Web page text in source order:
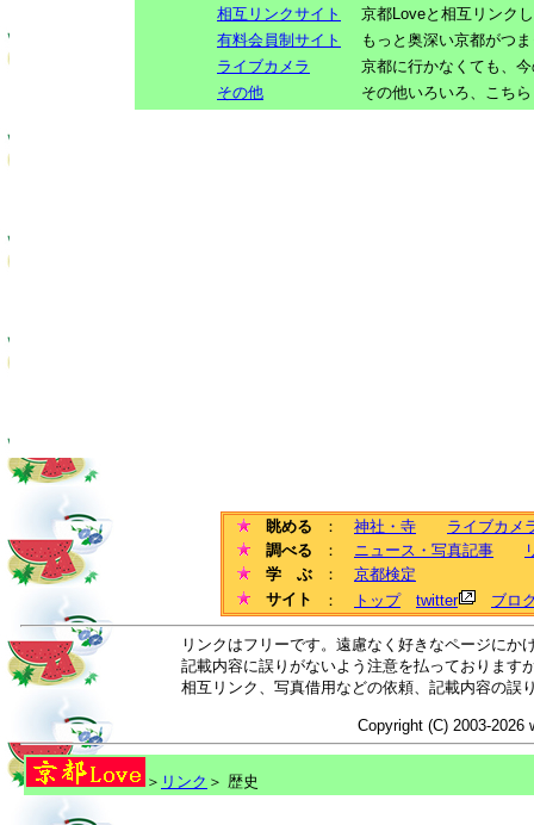
相互リンクサイト
京都Loveと相互リンク
有料会員制サイト
もっと奥深い京都がつ
ライブカメラ
京都に行かなくても、
その他
その他いろいろ、こち
眺める ： 神社・寺
ライブカメ
調べる
： ニュース・写真記事
学 ぶ
： 京都検定
サイト
： トップ twitter ブロ
リンクはフリーです。遠慮なく好きなページに
記載内容に誤りがないよう注意を払っております
相互リンク、写真借用などの依頼、記載内容の誤
Copyright (C) 2003-2026
＞ リンク ＞ 歴史